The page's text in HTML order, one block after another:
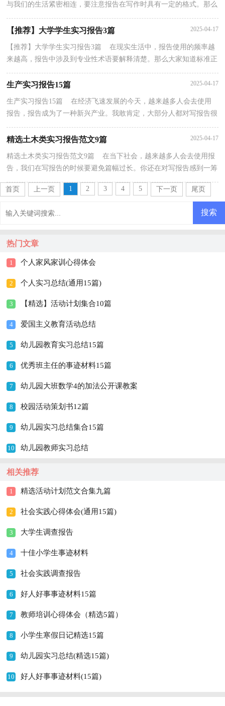
与我们的生活紧密相连，要注意报告在写作时具有一定的格式。那么
什么样的报告才是有效的呢？下面是小编为大家整...
【推荐】大学学生实习报告3篇 2025-04-17
【推荐】大学学生实习报告3篇 在现实生活中，报告使用的频率越
来越高，报告中涉及到专业性术语要解释清楚。那么大家知道标准正
生产实习报告15篇 2025-04-17
生产实习报告15篇 在经济飞速发展的今天，越来越多人会去使用
报告，报告成为了一种新兴产业。我敢肯定，大部分人都对写报告很
是头疼的，下面是小编为大家整理的生产实习报告，欢迎...
精选土木类实习报告范文9篇 2025-04-17
精选土木类实习报告范文9篇 在当下社会，越来越多人会去使用报
告，我们在写报告的时候要避免篇幅过长。你还在对写报告感到一筹
首页
上一页 1 2 3 4 5 下一页 尾页
热门文章
1 个人家风家训心得体会
2 个人实习总结(通用15篇)
3 【精选】活动计划集合10篇
4 爱国主义教育活动总结
5 幼儿园教育实习总结15篇
6 优秀班主任的事迹材料15篇
7 幼儿园大班数学4的加法公开课教案
8 校园活动策划书12篇
9 幼儿园实习总结集合15篇
10 幼儿园教师实习总结
相关推荐
1 精选活动计划范文合集九篇
2 社会实践心得体会(通用15篇)
3 大学生调查报告
4 十佳小学生事迹材料
5 社会实践调查报告
6 好人好事事迹材料15篇
7 教师培训心得体会（精选5篇）
8 小学生寒假日记精选15篇
9 幼儿园实习总结(精选15篇)
10 好人好事事迹材料(15篇)